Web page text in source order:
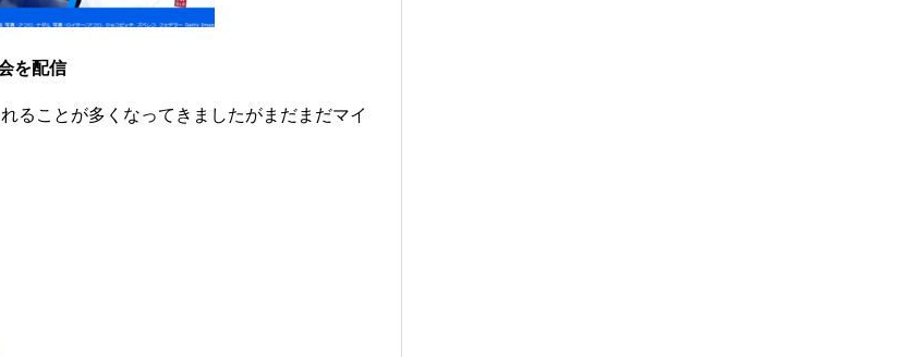
を配信
ることが多くなってきましたがまだまだマイ